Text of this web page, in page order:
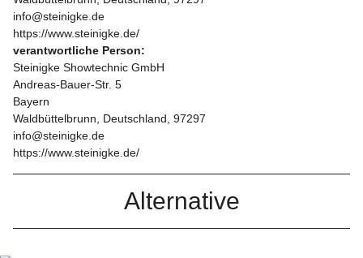
info@steinigke.de
https://www.steinigke.de/
verantwortliche Person:
Steinigke Showtechnic GmbH
Andreas-Bauer-Str. 5
Bayern
Waldbüttelbrunn, Deutschland, 97297
info@steinigke.de
https://www.steinigke.de/
Alternative